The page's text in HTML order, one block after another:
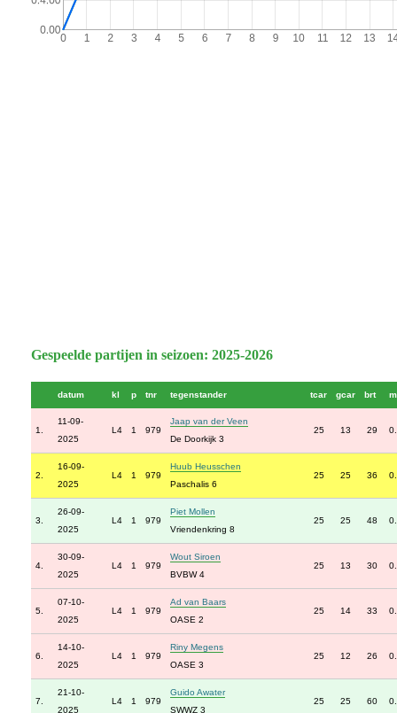
Gespeelde partijen in seizoen: 2025-2026
datum kl p tnr tegenstander tcar gcar brt
1.
11-09-
2025
L4 1 979
Jaap van der Veen
De Doorkijk 3
25 13 29
2.
16-09-
2025
L4 1 979
Huub Heusschen
Paschalis 6
25 25 36
3.
26-09-
2025
L4 1 979
Piet Mollen
Vriendenkring 8
25 25 48
4.
30-09-
2025
L4 1 979
Wout Siroen
BVBW 4
25 13 30
5.
07-10-
2025
L4 1 979
Ad van Baars
OASE 2
25 14 33
6.
14-10-
2025
L4 1 979
Riny Megens
OASE 3
25 12 26
7.
21-10-
2025
L4 1 979
Guido Awater
SWWZ 3
25 25 60